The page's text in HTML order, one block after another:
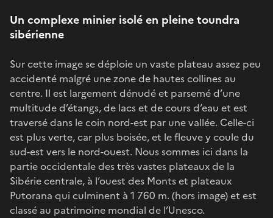
Un complexe minier isolé en pleine toundra
sibérienne
Sur cette image se déploie un vaste plateau assez peu
accidenté malgré une zone de hautes collines au
centre. Il est largement dénudé et parsemé d’une
multitude d’étangs, de lacs et de cours d’eau et est
traversé dans le coin nord-est par une vallée. Celle-ci
est plus verte, car plus boisée, et le fleuve y coule du
sud-est vers le nord-ouest. Nous sommes ici dans la
partie occidentale des très vastes plateaux de la
Sibérie centrale, à l’ouest des Monts et plateaux
Putorana qui culminent à 1 760 m. (hors image) et est
classé au patrimoine mondial de l’Unesco.